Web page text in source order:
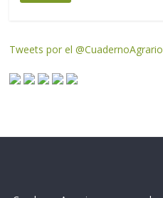
Tweets por el